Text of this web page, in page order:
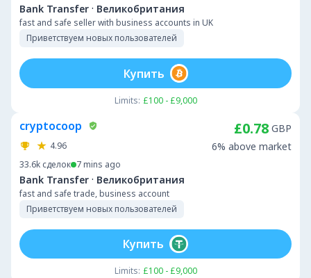
Bank Transfer · Великобритания
fast and safe seller with business accounts in UK
Приветствуем новых пользователей
Limits: £100 - £9,000
Купить
cryptocoop
4.96
33.6k сделок 7 mins ago
Bank Transfer · Великобритания
fast and safe trade, business account
Приветствуем новых пользователей
£0.78 GBP
6% above market
Limits: £100 - £9,000
Купить